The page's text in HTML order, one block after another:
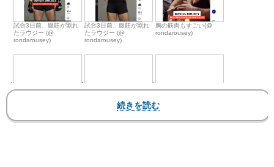
試合3日前、腹筋が割れ
たラウジー (@
rondarousey)
試合3日前、腹筋が割れ
たラウジー (@
rondarousey)
胸の筋肉もすごい(@
rondarousey)